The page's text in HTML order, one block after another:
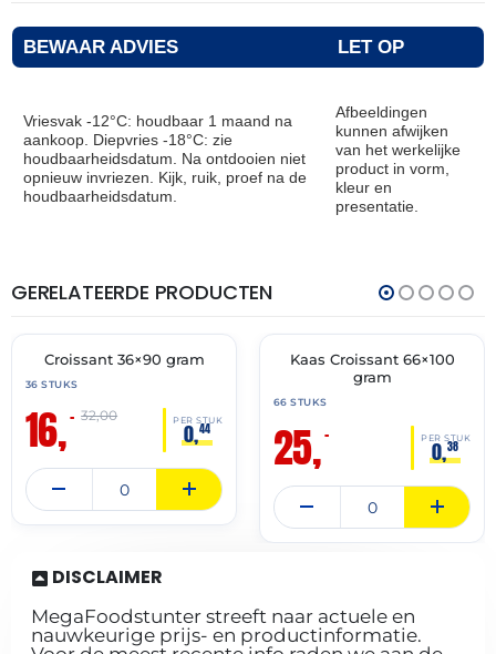
BEWAAR ADVIES LET OP
Vriesvak -12°C: houdbaar 1 maand na
aankoop. Diepvries -18°C: zie
houdbaarheidsdatum. Na ontdooien niet
opnieuw invriezen. Kijk, ruik, proef na de
houdbaarheidsdatum.
Afbeeldingen
kunnen afwijken
van het werkelijke
product in vorm,
kleur en
presentatie.
GERELATEERDE PRODUCTEN
🔥 OP=OP
THT:
30-
Croissant 36×90 gram
36 STUKS
16,– PER STUK
0,44
32,00
🔥 OP=OP
Kaas Croissant 66×100
gram
66 STUKS
25,– PER STUK
0,38
DISCLAIMER
MegaFoodstunter streeft naar actuele en
nauwkeurige prijs- en productinformatie.